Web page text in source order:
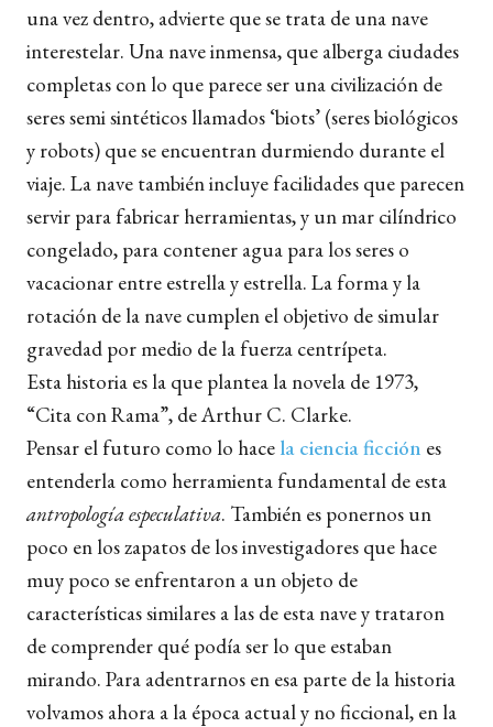
una vez dentro, advierte que se trata de una nave
interestelar. Una nave inmensa, que alberga ciudades
completas con lo que parece ser una civilización de
seres semi sintéticos llamados ‘biots’ (seres biológicos
y robots) que se encuentran durmiendo durante el
viaje. La nave también incluye facilidades que parecen
servir para fabricar herramientas, y un mar cilíndrico
congelado, para contener agua para los seres o
vacacionar entre estrella y estrella. La forma y la
rotación de la nave cumplen el objetivo de simular
gravedad por medio de la fuerza centrípeta.
Esta historia es la que plantea la novela de 1973,
“Cita con Rama”, de Arthur C. Clarke.
Pensar el futuro como lo hace la ciencia ficción es
entenderla como herramienta fundamental de esta
antropología especulativa. También es ponernos un
poco en los zapatos de los investigadores que hace
muy poco se enfrentaron a un objeto de
características similares a las de esta nave y trataron
de comprender qué podía ser lo que estaban
mirando. Para adentrarnos en esa parte de la historia
volvamos ahora a la época actual y no ficcional, en la